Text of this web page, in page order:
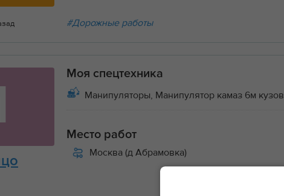
#Дорожные работы
Моя спецтехника
Манипуляторы, Манипулятор камаз 6м кузов
Место работ
Москва (д Абрамовка)